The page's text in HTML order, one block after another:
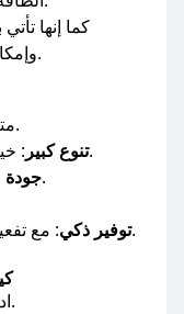
كما إنها
وإمكانية التحكم الدقيق في سطوعها وشدتها.
: قطع إضاءة LED متنوعة.
تنوع كبير: خيارات تناسب المنزل، المكتب والحفلات.
جودة: إضاءات متنوعة بتصاميم عصرية.
توفير ذكي: مع تفعيل كود خصم موسم اللومن من صحصح.
ادخل إلى متجر موسم اللومن الإلكتروني.